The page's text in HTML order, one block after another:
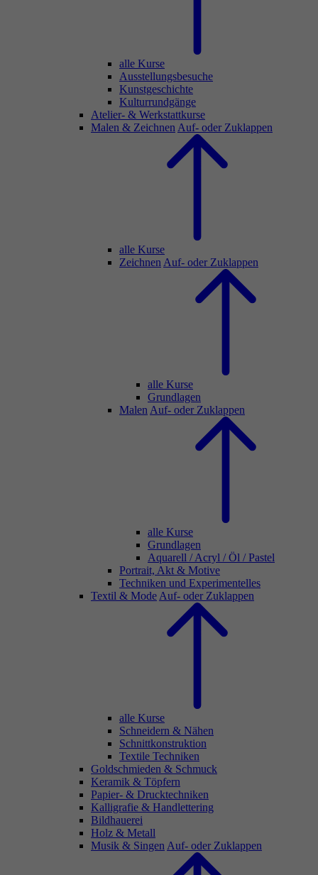
alle Kurse
Ausstellungsbesuche
Kunstgeschichte
Kulturrundgänge
Atelier- & Werkstattkurse
Malen & Zeichnen Auf- oder Zuklappen
alle Kurse
Zeichnen Auf- oder Zuklappen
alle Kurse
Grundlagen
Malen Auf- oder Zuklappen
alle Kurse
Grundlagen
Aquarell / Acryl / Öl / Pastel
Portrait, Akt & Motive
Techniken und Experimentelles
Textil & Mode Auf- oder Zuklappen
alle Kurse
Schneidern & Nähen
Schnittkonstruktion
Textile Techniken
Goldschmieden & Schmuck
Keramik & Töpfern
Papier- & Drucktechniken
Kalligrafie & Handlettering
Bildhauerei
Holz & Metall
Musik & Singen Auf- oder Zuklappen